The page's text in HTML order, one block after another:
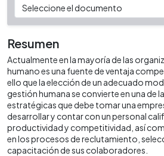
Resumen
Actualmente en la mayoría de las
humano es una fuente de ventaja
ello que la elección de un adecuado
gestión humana se convierte en una de
estratégicas que debe tomar una
desarrollar y contar con un personal
productividad y competitividad, así
en los procesos de reclutamiento,
capacitación de sus colaboradores.